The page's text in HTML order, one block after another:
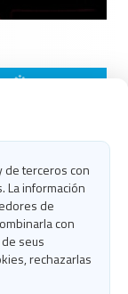
de terceros con
La información
de
con
seus
rechazarlas